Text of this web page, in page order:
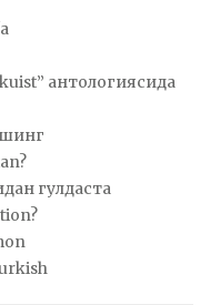
антологиясида
гулдаста